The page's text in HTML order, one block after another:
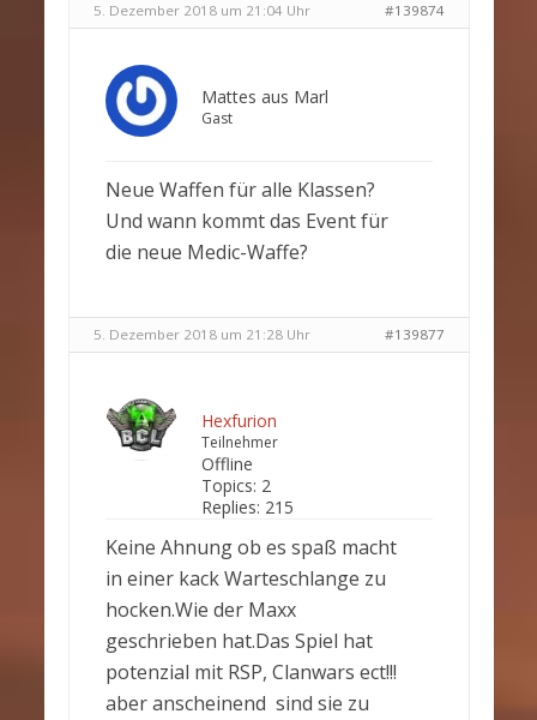
5. Dezember 2018 um 21:04 Uhr #139874
Mattes aus Marl
Gast
Neue Waffen für alle Klassen?
Und wann kommt das Event für
die neue Medic-Waffe?
5. Dezember 2018 um 21:28 Uhr #139877
Hexfurion
Teilnehmer
Offline
Topics: 2
Replies: 215
Keine Ahnung ob es spaß macht
in einer kack Warteschlange zu
hocken.Wie der Maxx
geschrieben hat.Das Spiel hat
potenzial mit RSP, Clanwars ect!!!
aber anscheinend sind sie zu